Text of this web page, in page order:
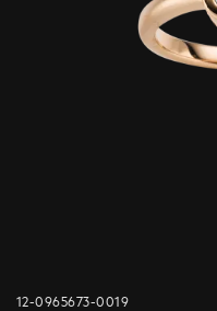
12-0965673-0019